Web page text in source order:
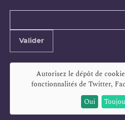
Types de
Valider
Autorisez le dépôt de
fonctionnalités de Twitter,
Oui